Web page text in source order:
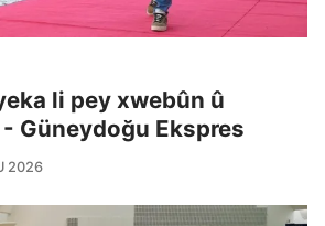
li pey xwebûn û
Güneydoğu Ekspres
2026